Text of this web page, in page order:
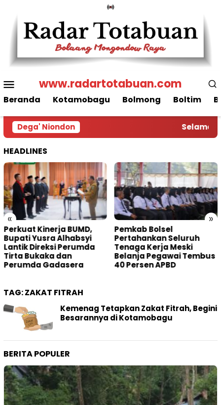
konten
Menu
Mobile
www.radartotabuan.com
Beranda Kotamobagu Bolmong Boltim
Dega' Niondon Selamat
HEADLINES
« »
Pemkab Bolsel
Pertahankan Seluruh
Tenaga Kerja Meski
Belanja Pegawai Tembus
40 Persen APBD
Main PETI di Desa Bakan,
Oknum Hakim Dilaporkan
ke Mahkamah Agung
TAG:ZAKAT FITRAH
Kemenag Tetapkan Zakat Fitrah, Begini
Besarannya di Kotamobagu
BERITA POPULER